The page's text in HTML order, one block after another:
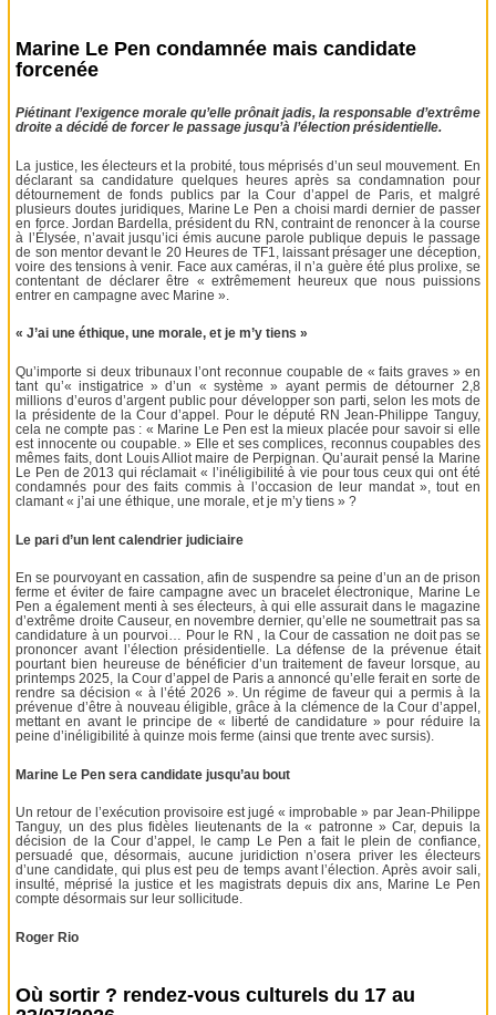
Marine Le Pen condamnée mais candidate
forcenée
Piétinant l’exigence morale qu’elle prônait jadis, la responsable d’extrême
droite a décidé de forcer le passage jusqu’à l’élection présidentielle.
La justice, les électeurs et la probité, tous méprisés d’un seul mouvement. En
déclarant sa candidature quelques heures après sa condamnation pour
détournement de fonds publics par la Cour d’appel de Paris, et malgré
plusieurs doutes juridiques, Marine Le Pen a choisi mardi dernier de passer
en force. Jordan Bardella, président du RN, contraint de renoncer à la course
à l’Élysée, n’avait jusqu’ici émis aucune parole publique depuis le passage
de son mentor devant le 20 Heures de TF1, laissant présager une déception,
voire des tensions à venir. Face aux caméras, il n’a guère été plus prolixe, se
contentant de déclarer être « extrêmement heureux que nous puissions
entrer en campagne avec Marine ».
« J’ai une éthique, une morale, et je m’y tiens »
Qu’importe si deux tribunaux l’ont reconnue coupable de « faits graves » en
tant qu’« instigatrice » d’un « système » ayant permis de détourner 2,8
millions d’euros d’argent public pour développer son parti, selon les mots de
la présidente de la Cour d’appel. Pour le député RN Jean-Philippe Tanguy,
cela ne compte pas : « Marine Le Pen est la mieux placée pour savoir si elle
est innocente ou coupable. » Elle et ses complices, reconnus coupables des
mêmes faits, dont Louis Alliot maire de Perpignan. Qu’aurait pensé la Marine
Le Pen de 2013 qui réclamait « l’inéligibilité à vie pour tous ceux qui ont été
condamnés pour des faits commis à l’occasion de leur mandat », tout en
clamant « j’ai une éthique, une morale, et je m’y tiens » ?
Le pari d’un lent calendrier judiciaire
En se pourvoyant en cassation, afin de suspendre sa peine d’un an de prison
ferme et éviter de faire campagne avec un bracelet électronique, Marine Le
Pen a également menti à ses électeurs, à qui elle assurait dans le magazine
d’extrême droite Causeur, en novembre dernier, qu’elle ne soumettrait pas sa
candidature à un pourvoi… Pour le RN , la Cour de cassation ne doit pas se
prononcer avant l’élection présidentielle. La défense de la prévenue était
pourtant bien heureuse de bénéficier d’un traitement de faveur lorsque, au
printemps 2025, la Cour d’appel de Paris a annoncé qu’elle ferait en sorte de
rendre sa décision « à l’été 2026 ». Un régime de faveur qui a permis à la
prévenue d’être à nouveau éligible, grâce à la clémence de la Cour d’appel,
mettant en avant le principe de « liberté de candidature » pour réduire la
peine d’inéligibilité à quinze mois ferme (ainsi que trente avec sursis).
Marine Le Pen sera candidate jusqu’au bout
Un retour de l’exécution provisoire est jugé « improbable » par Jean-Philippe
Tanguy, un des plus fidèles lieutenants de la « patronne » Car, depuis la
décision de la Cour d’appel, le camp Le Pen a fait le plein de confiance,
persuadé que, désormais, aucune juridiction n’osera priver les électeurs
d’une candidate, qui plus est peu de temps avant l’élection. Après avoir sali,
insulté, méprisé la justice et les magistrats depuis dix ans, Marine Le Pen
compte désormais sur leur sollicitude.
Roger Rio
Où sortir ? rendez-vous culturels du 17 au